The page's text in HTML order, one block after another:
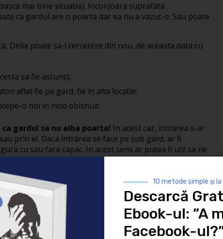
mai bine situatia). Inconjoara suprafata
ca gardul are o poarta dar ea nu a vazut-o. Sau poate
Delia poate sa-l cerceteze din nou, de aceasta data cu
sa fie ascuns);
aflat fie pe gard, fie in alta locatie;
o noi in mod obisnuit.
gardul sa nu aiba poarta! In acest caz, intrarea s-ar
prin el. Daca intrarea se face pe sub gard, ar fi
cu sau fara capac. In acest sens ar putea fi util sa ne
vecinatatile ei. Poate ca „gura” respectiva este
o distanta mai mare, in parc, de unde, printr-un tunel,
imprejmuite.
Delia ar putea sa exploreze posibilitatile de a-l
Sau o saltea flexibila care sa o proiecteze peste
sens. Poate ca va aduce o macara. Poate ca isi va
ajute sa sara mai mult. Poate ca isi va monta pe spate
10 metode simple și
Descarcă
Ebook-ul: ”A
Facebook-